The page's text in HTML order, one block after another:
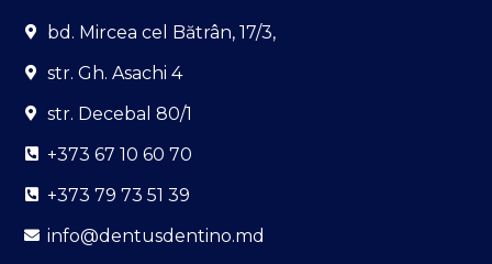
bd. Mircea cel Bătrân, 17/3,
str. Gh. Asachi 4
str. Decebal 80/1
+373 67 10 60 70
+373 79 73 51 39
info@dentusdentino.md